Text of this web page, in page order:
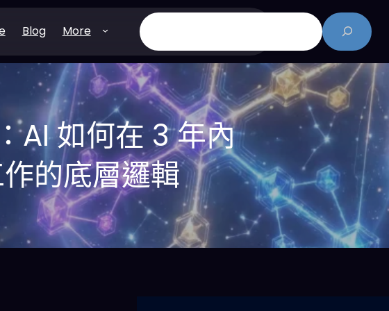
Blog More
搜
尋
AI 如何在 3 年內
的底層邏輯